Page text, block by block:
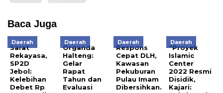
Baca Juga
Daerah
Sarat
Rekayasa,
SP2D
Jebol:
Kelebihan
Debet Rp
Daerah
Organda
Halteng:
Gelar
Rapat
Tahun dan
Evaluasi
Daerah
Respons
Cepat DLH,
Kawasan
Pekuburan
Pulau Imam
Dibersihkan.
Daerah
“Proyek
Islamic
Center
2022 Resmi
Disidik,
Kajari: